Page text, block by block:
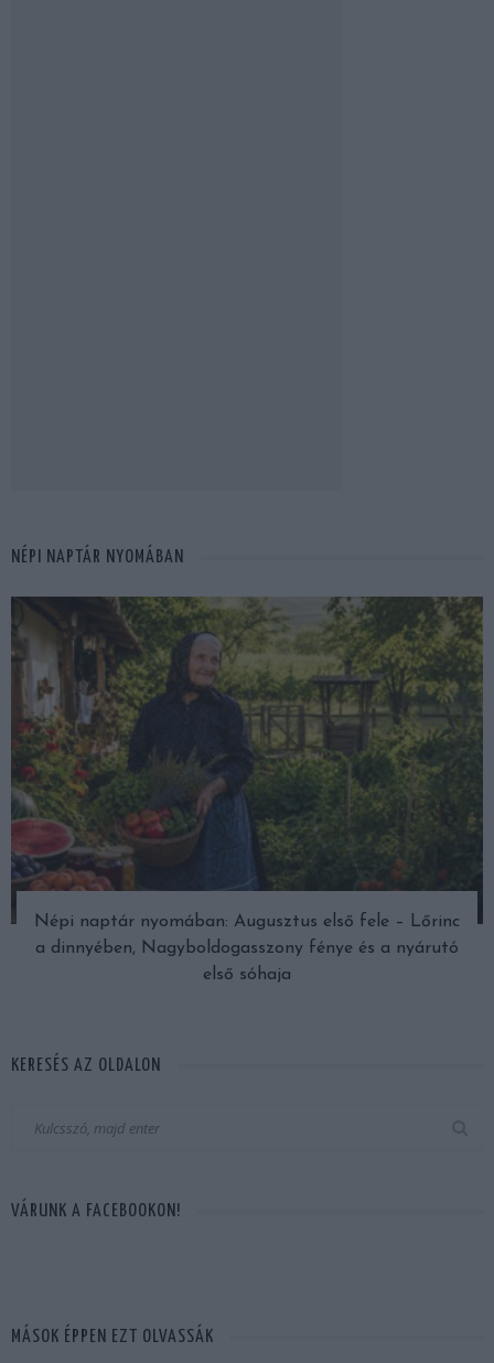
NÉPI NAPTÁR NYOMÁBAN
Népi naptár nyomában: Augusztus első fele – Lőrinc
a dinnyében, Nagyboldogasszony fénye és a nyárutó
első sóhaja
KERESÉS AZ OLDALON
VÁRUNK A FACEBOOKON!
MÁSOK ÉPPEN EZT OLVASSÁK